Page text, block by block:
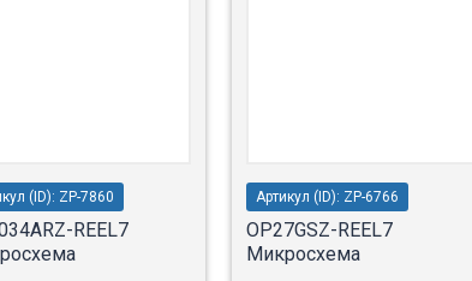
(ID): ZP-7860
REEL7
Артикул (ID): ZP-6766
OP27GSZ-REEL7
Микросхема